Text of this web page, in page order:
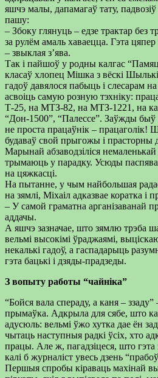
яшчэ малы, дапамагаў тату,
пашу:
– Збоку глянуць – едзе трактар без
за рулём амаль хаваецца. Гэта
– звыклая з’ява.
Так і пайшоў у родны калгас
класаў хлопец Мішка з вёскі
гадоў давялося пабыць і слесарам
асвоіць самую розную тэхніку:
Т-25, на МТЗ-82, на МТЗ-1221, на
“Дон-1500”, “Палессе”. Заўжды быў
не проста працаўнік – працаголік!
будаваў свой прыгожы і прасторны
Марынай абзаводзіліся
трымаюць у парадку. Усюды
на цяжкасці.
На пытанне, у чым найбольшая
на зямлі, Міхаіл адказвае коратка і
– У самой граматна арганізаванай
аддачы.
А яшчэ зазначае, што зямлю трэба
вельмі высокімі ўраджаямі,
некалькі гадоў, а гаспадарыць
гэта бацькі і дзяды-прадзеды.
З вопыту работы “чайніка”
“Бойся вала спераду, а каня –
прымаўка. Адкрыла для сябе, што
адусюль: вельмі ўжо хутка дае ён
чытаць наступныя радкі ўсіх, хто
працы. Але ж, пагадзіцеся, што гэта
калі б журналіст увесь дзень
Першыя спробы кіраваць махінай